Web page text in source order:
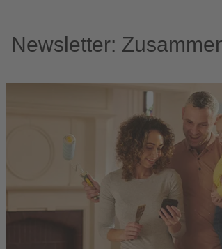
Newsletter: